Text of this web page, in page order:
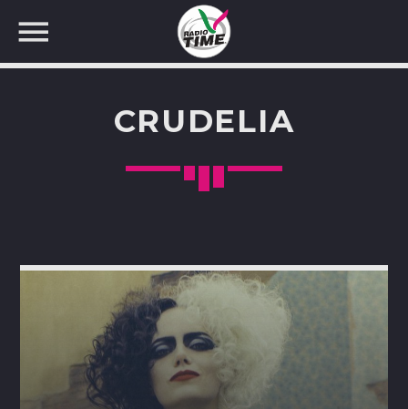
CRUDELIA